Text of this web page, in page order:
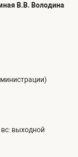
В.В. Володина
вс: выходной